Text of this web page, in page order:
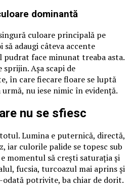
dominantă
culoare principală pe
să adaugi câteva accente
pudrat face minunat treaba asta.
Așa scapi de
în care fiecare floare se luptă
nu iese nimic în evidență.
nu se sfiesc
Lumina e puternică, directă,
iar culorile palide se topesc sub
momentul să crești saturația și
fucsia, turcoazul mai aprins și
potrivite, ba chiar de dorit.